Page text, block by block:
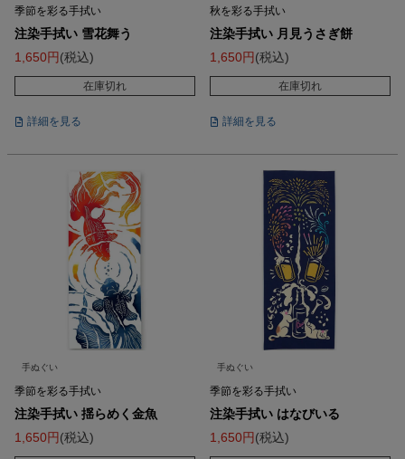
季節を彩る手拭い
注染手拭い 雪花舞う
1,650
税込
在庫切れ
詳細を見る
秋を彩る手拭い
注染手拭い 月見うさぎ餅
1,650
税込
在庫切れ
詳細を見る
手ぬぐい
季節を彩る手拭い
注染手拭い 揺らめく金魚
1,650
税込
手ぬぐい
季節を彩る手拭い
注染手拭い はなびいる
1,650
税込